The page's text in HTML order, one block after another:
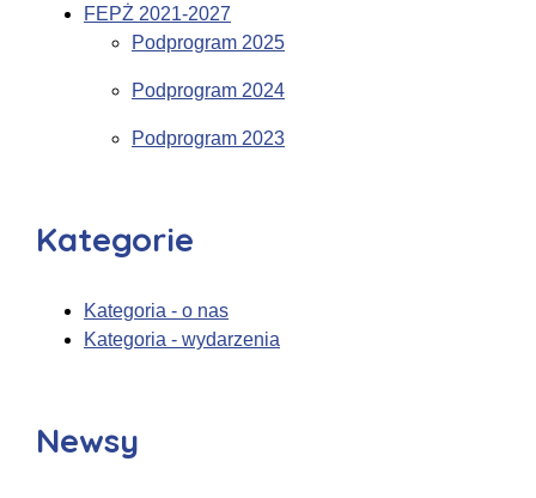
FEPŻ 2021-2027
Podprogram 2025
Podprogram 2024
Podprogram 2023
Kategorie
Kategoria - o nas
Kategoria - wydarzenia
Newsy